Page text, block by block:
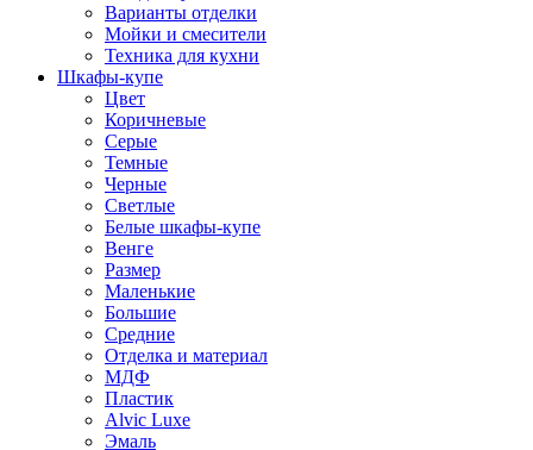
Варианты отделки
Мойки и смесители
Техника для кухни
Шкафы-купе
Цвет
Коричневые
Серые
Темные
Черные
Светлые
Белые шкафы-купе
Венге
Размер
Маленькие
Большие
Средние
Отделка и материал
МДФ
Пластик
Alvic Luxe
Эмаль